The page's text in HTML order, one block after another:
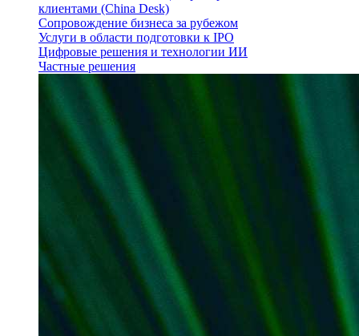
клиентами (China Desk)
Сопровождение бизнеса за рубежом
Услуги в области подготовки к IPO
Цифровые решения и технологии ИИ
Частные решения